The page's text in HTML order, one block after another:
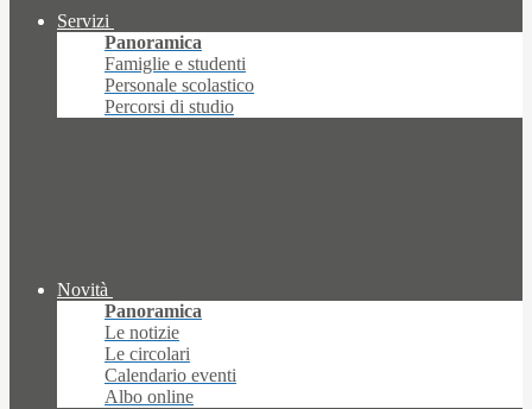
Servizi
Panoramica
Famiglie e studenti
Personale scolastico
Percorsi di studio
Novità
Panoramica
Le notizie
Le circolari
Calendario eventi
Albo online